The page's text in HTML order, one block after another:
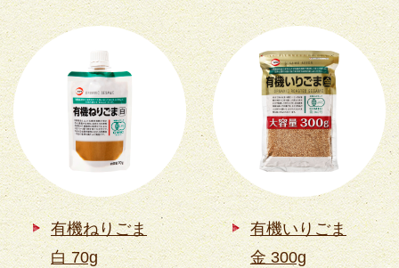
有機ねりごま
白 70g
有機いりごま
金 300g